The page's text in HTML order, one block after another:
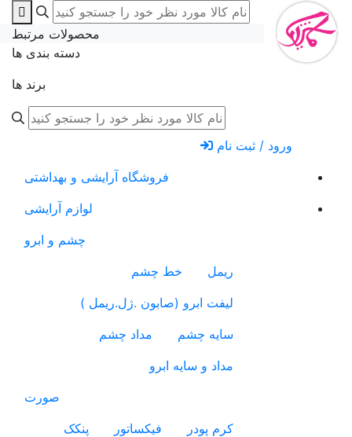
دسته بندی ها
برند ها
محصولات مرتبط
ورود / ثبت نام
فروشگاه آرایشی و بهداشتی
لوازم آرایشی
چشم و ابرو
ریمل
خط چشم
لیفت ابرو (صابون .ژل.ریمل )
سایه چشم
مداد چشم
مداد و سایه ابرو
صورت
کرم پودر
فیکساتور
پنکک